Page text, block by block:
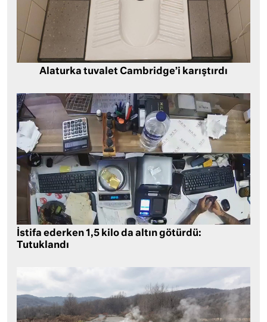
Alaturka tuvalet Cambridge’i karıştırdı
İstifa ederken 1,5 kilo da altın götürdü:
Tutuklandı